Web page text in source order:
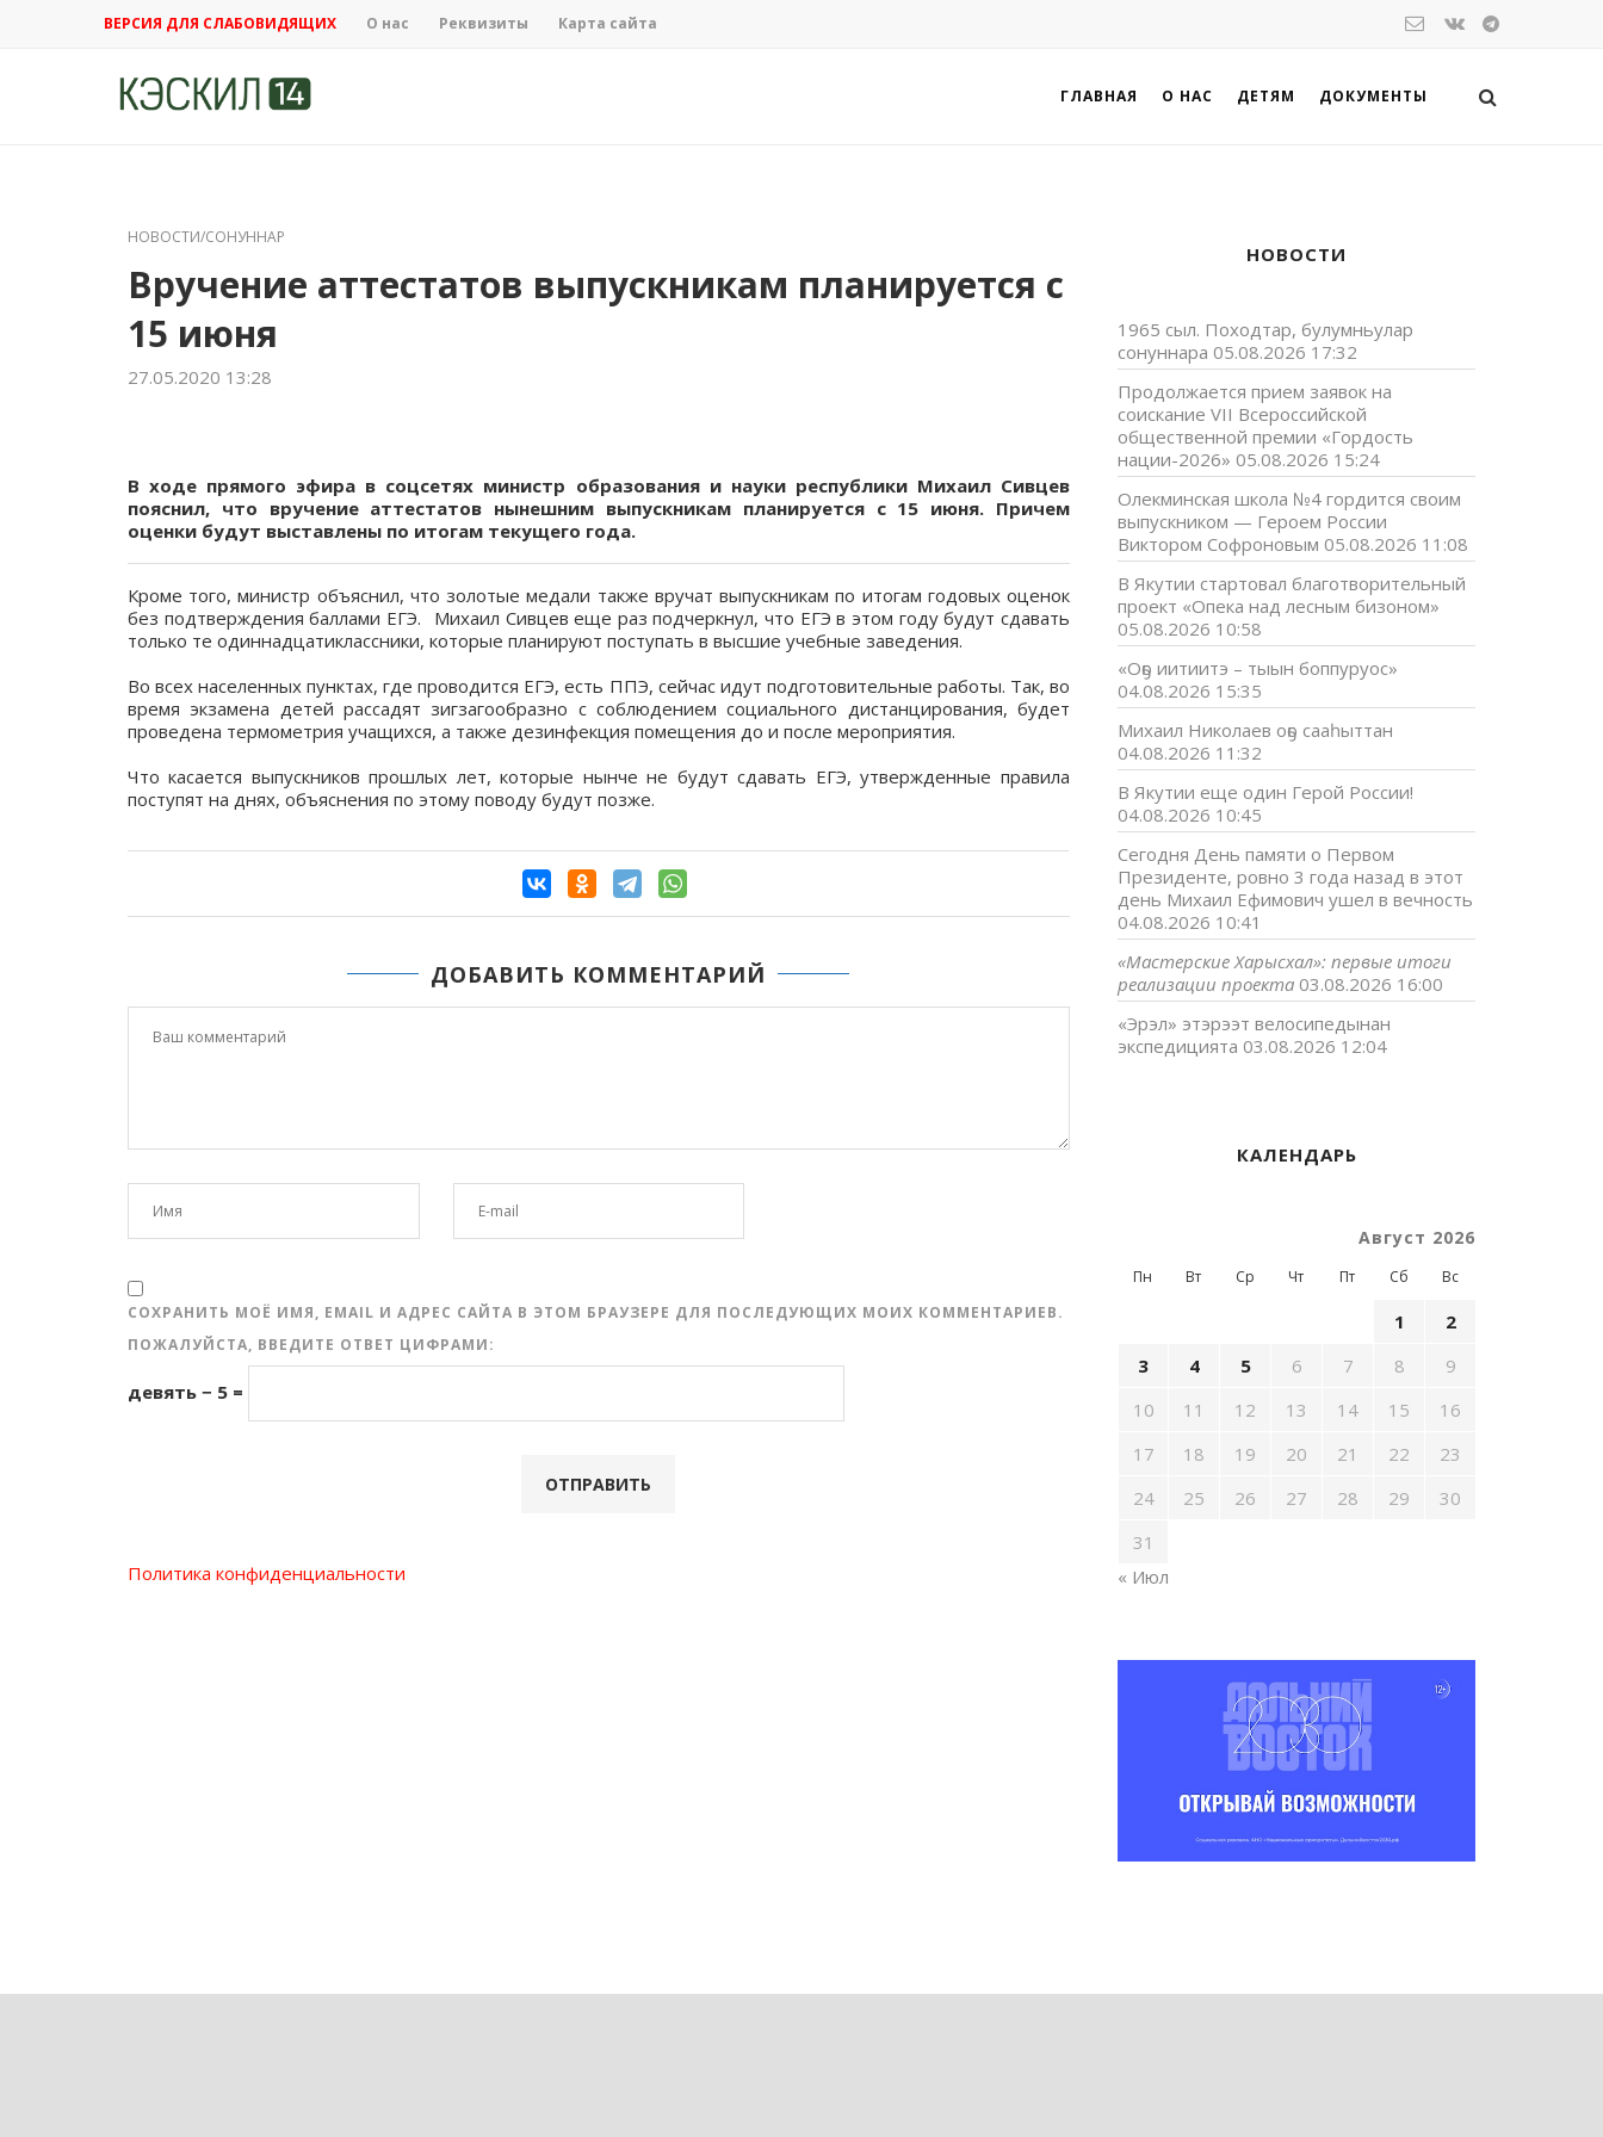
ВЕРСИЯ ДЛЯ СЛАБОВИДЯЩИХ О нас Реквизиты Карта сайта
ГЛАВНАЯ О НАС ДЕТЯМ ДОКУМЕНТЫ
НОВОСТИ/СОНУННАР
Вручение аттестатов выпускникам планируется с
15 июня
27.05.2020 13:28
В ходе прямого эфира в соцсетях министр образования и науки республики Михаил Сивцев
пояснил, что вручение аттестатов нынешним выпускникам планируется с 15 июня. Причем
оценки будут выставлены по итогам текущего года.
Кроме того, министр объяснил, что золотые медали также вручат выпускникам по итогам годовых оценок
без подтверждения баллами ЕГЭ.⠀Михаил Сивцев еще раз подчеркнул, что ЕГЭ в этом году будут сдавать
только те одиннадцатиклассники, которые планируют поступать в высшие учебные заведения.
Во всех населенных пунктах, где проводится ЕГЭ, есть ППЭ, сейчас идут подготовительные работы. Так, во
время экзамена детей рассадят зигзагообразно с соблюдением социального дистанцирования, будет
проведена термометрия учащихся, а также дезинфекция помещения до и после мероприятия.
Что касается выпускников прошлых лет, которые нынче не будут сдавать ЕГЭ, утвержденные правила
поступят на днях, объяснения по этому поводу будут позже.
ДОБАВИТЬ КОММЕНТАРИЙ
СОХРАНИТЬ МОЁ ИМЯ, EMAIL И АДРЕС САЙТА В ЭТОМ БРАУЗЕРЕ ДЛЯ ПОСЛЕДУЮЩИХ МОИХ КОММЕНТАРИЕВ.
ПОЖАЛУЙСТА, ВВЕДИТЕ ОТВЕТ ЦИФРАМИ:
девять − 5 =
Политика конфиденциальности
НОВОСТИ
1965 сыл. Походтар, булумньулар
сонуннара 05.08.2026 17:32
Продолжается прием заявок на
соискание VII Всероссийской
общественной премии «Гордость
нации-2026» 05.08.2026 15:24
Олекминская школа №4 гордится своим
выпускником — Героем России
Виктором Софроновым 05.08.2026 11:08
В Якутии стартовал благотворительный
проект «Опека над лесным бизоном»
05.08.2026 10:58
«Оҕо иитиитэ – тыын боппуруос»
04.08.2026 15:35
Михаил Николаев оҕо сааһыттан
04.08.2026 11:32
В Якутии еще один Герой России!
04.08.2026 10:45
Сегодня День памяти о Первом
Президенте, ровно 3 года назад в этот
день Михаил Ефимович ушел в вечность
04.08.2026 10:41
«Мастерские Харысхал»: первые итоги
реализации проекта 03.08.2026 16:00
«Эрэл» этэрээт велосипедынан
экспедицията 03.08.2026 12:04
КАЛЕНДАРЬ
Август 2026
Пн Вт Ср Чт Пт Сб Вс
1
2
3
4 5 6 7 8
9
10
11 12 13 14 15
16
17
18 19 20 21 22
23
24
25 26 27 28 29
30
31
« Июл